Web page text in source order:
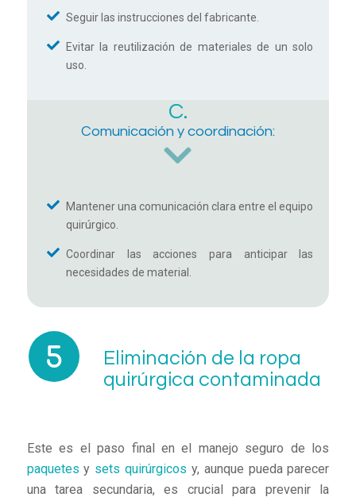
Seguir las instrucciones del fabricante.
Evitar la reutilización de materiales de un solo
uso.
C.
Comunicación y coordinación:
Mantener una comunicación clara entre el equipo
quirúrgico.
Coordinar las acciones para anticipar las
necesidades de material.
Eliminación de la ropa
quirúrgica contaminada
Este es el paso final en el manejo seguro de los
paquetes y sets quirúrgicos y, aunque pueda parecer
una tarea secundaria, es crucial para prevenir la